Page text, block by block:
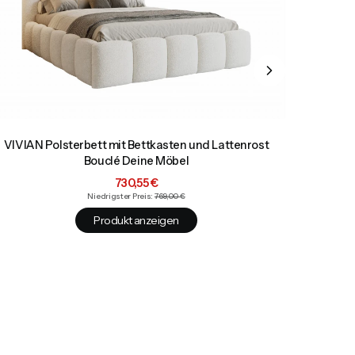
VIVIAN Polsterbett mit Bettkasten und Lattenrost
Bouclé Deine Möbel
Aktionspreis
730,55 €
Niedrigster Preis: 769,00 €
Produkt anzeigen